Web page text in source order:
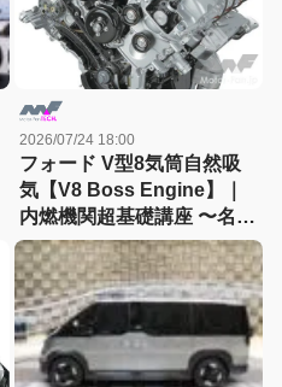
2026/07/24 18:00
フォード V型8気筒自然吸
気【V8 Boss Engine】｜
内燃機関超基礎講座 〜名作
エンジン図鑑